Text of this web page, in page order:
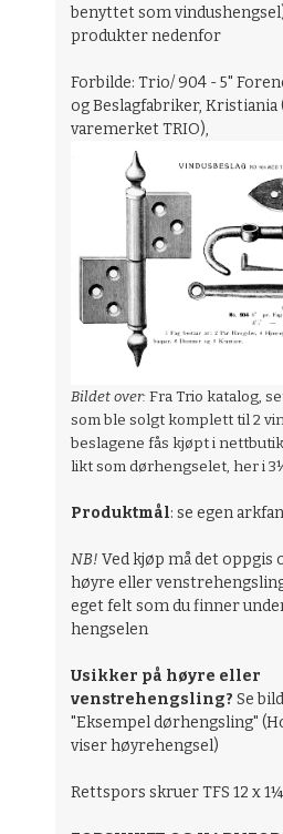
benyttet som
produkter nedenfor
Forbilde: Trio/ 904 - 5"
og Beslagfabriker, Kristiania
varemerket TRIO),
Bildet over:Fra Trio katalog,
som ble solgt komplett til 2
beslagene fås kjøpt i
likt som dørhengselet, her i
Produktmål: se egen
NB!Ved kjøp må det oppgis
høyre eller
eget felt som du finner
hengselen
Usikker på høyre eller
venstrehengsling? Se
"Eksempel dørhengsling"
viser høyrehengsel)
Rettspors skruer TFS 12 x